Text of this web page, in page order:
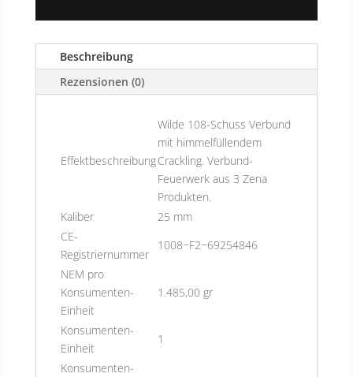
Beschreibung
Rezensionen (0)
Effektbeschreibung
Wilde 108-Schuss Verbund
mit himmelfüllendem
Crackling. Verbund-
Feuerwerk aus 3 Zena
Produkten.
Kaliber
25 mm
CE-
Registriernummer
1008−F2−69254846
NEM pro
Konsumenten-
Einheit
1.485,00 gr
Konsumenten-
Einheit
1
Konsumenten-